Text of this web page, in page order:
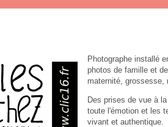
Photographe installé
photos de famille et
maternité, grossesse,
Des prises de vue à
toute l'émotion et les
vivant et authentique.